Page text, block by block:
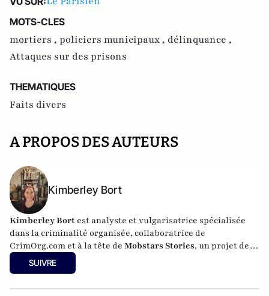
MOTS-CLES
mortiers , policiers municipaux , délinquance ,
Attaques sur des prisons
THEMATIQUES
Faits divers
A PROPOS DES AUTEURS
Kimberley Bort
Kimberley Bort est analyste et vulgarisatrice spécialisée
dans la criminalité organisée, collaboratrice de
CrimOrg.com et à la tête de Mobstars Stories, un projet de
contenus sur les réseaux sociaux qui explore les
dynamiques du crime organisé et ses représentations.
SUIVRE